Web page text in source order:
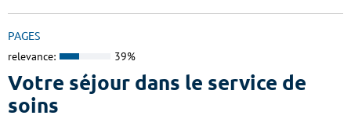
PAGES
relevance: 39%
Votre séjour dans le service de
soins